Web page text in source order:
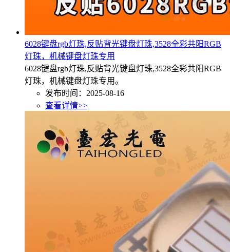
6028键盘rgb灯珠,反贴背光键盘灯珠,3528全彩共阳RGB
灯珠，机械键盘灯珠专用
6028键盘rgb灯珠,反贴背光键盘灯珠,3528全彩共阳RGB
灯珠，机械键盘灯珠专用。
发布时间：2025-08-16
查看详情>>